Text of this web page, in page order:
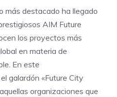
más destacado ha llegado
AIM Future
los proyectos más
en materia de
En este
galardón «Future City
organizaciones que